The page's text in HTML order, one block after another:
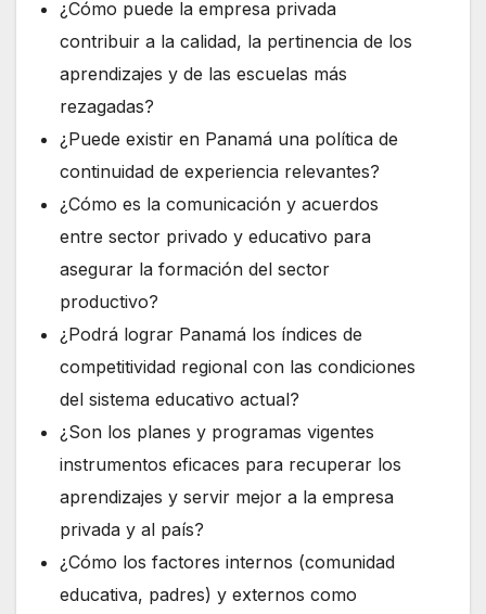
¿Cómo puede la empresa privada
contribuir a la calidad, la pertinencia de los
aprendizajes y de las escuelas más
rezagadas?
¿Puede existir en Panamá una política de
continuidad de experiencia relevantes?
¿Cómo es la comunicación y acuerdos
entre sector privado y educativo para
asegurar la formación del sector
productivo?
¿Podrá lograr Panamá los índices de
competitividad regional con las condiciones
del sistema educativo actual?
¿Son los planes y programas vigentes
instrumentos eficaces para recuperar los
aprendizajes y servir mejor a la empresa
privada y al país?
¿Cómo los factores internos (comunidad
educativa, padres) y externos como